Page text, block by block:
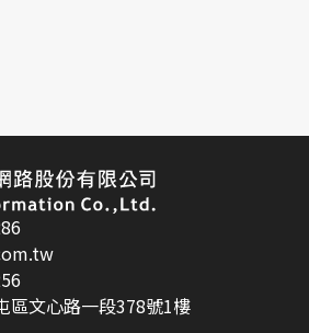
區文心路一段378號1樓